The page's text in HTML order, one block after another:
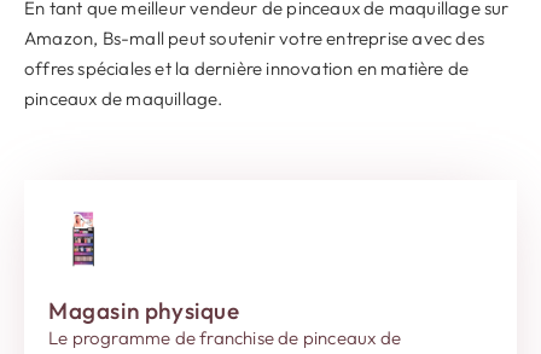
En tant que meilleur vendeur de pinceaux de maquillage sur
Amazon, Bs-mall peut soutenir votre entreprise avec des
offres spéciales et la dernière innovation en matière de
pinceaux de maquillage.
Magasin physique
Le programme de franchise de pinceaux de